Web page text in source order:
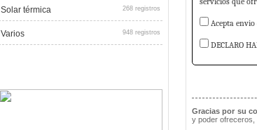
Solar térmica 268 registros
Varios 948 registros
Acepta
DECLARO
Gracias por su
y poder ofreceros,